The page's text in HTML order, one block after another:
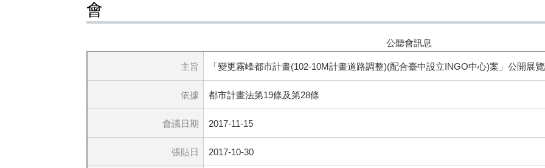
會
公聽會訊息
主旨 「變更霧峰都市計畫(102-10M計畫道路調整)(配合臺中設立INGO中心)案」公開展
依據 都市計畫法第19條及第28條
會議日期 2017-11-15
張貼日 2017-10-30